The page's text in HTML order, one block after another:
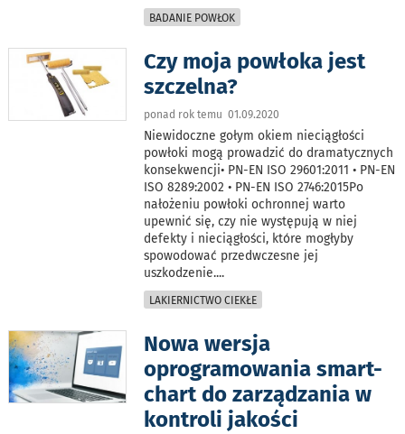
BADANIE POWŁOK
Czy moja powłoka jest
szczelna?
ponad rok temu 01.09.2020
Niewidoczne gołym okiem nieciągłości
powłoki mogą prowadzić do dramatycznych
konsekwencji• PN-EN ISO 29601:2011 • PN-EN
ISO 8289:2002 • PN-EN ISO 2746:2015Po
nałożeniu powłoki ochronnej warto
upewnić się, czy nie występują w niej
defekty i nieciągłości, które mogłyby
spowodować przedwczesne jej
uszkodzenie....
LAKIERNICTWO CIEKŁE
Nowa wersja
oprogramowania smart-
chart do zarządzania w
kontroli jakości